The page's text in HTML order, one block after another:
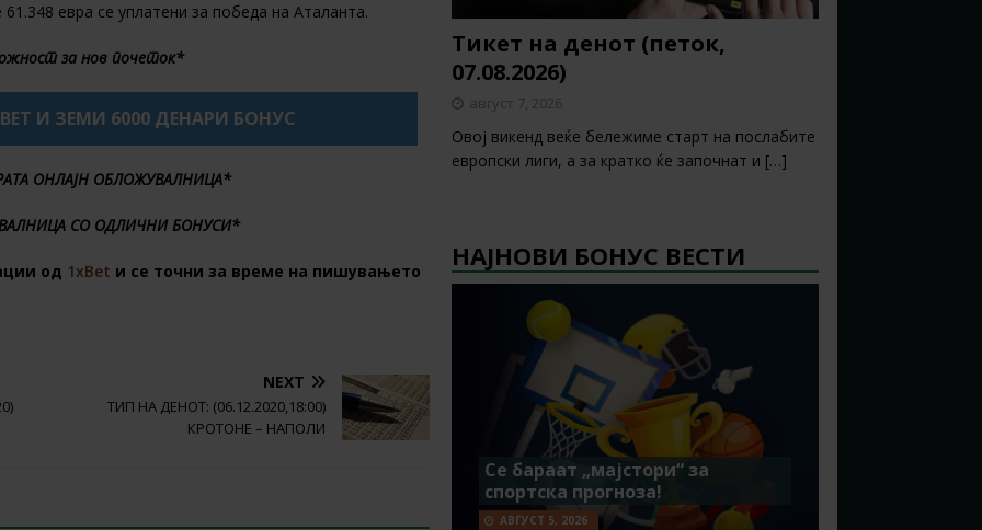
евра се уплатени за победа на Аталанта.
за нов почеток*
И ЗЕМИ 6000 ДЕНАРИ БОНУС
ОНЛАЈН ОБЛОЖУВАЛНИЦА*
СО ОДЛИЧНИ БОНУСИ*
од 1xBet и се точни за време на пишувањето
NEXT
ТИП НА ДЕНОТ: (06.12.2020,18:00)
КРОТОНЕ – НАПОЛИ
Тикет на денот (петок,
07.08.2026)
август 7, 2026
Овој викенд веќе бележиме старт на послабите
европски лиги, а за кратко ќе започнат и […]
НАЈНОВИ БОНУС ВЕСТИ
Се бараат „мајстори“ за
спортска прогноза!
АВГУСТ 5, 2026